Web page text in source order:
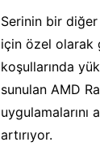
Serinin bir
için özel olarak
koşullarında
sunulan AMD
uygulamalarını
artırıyor.